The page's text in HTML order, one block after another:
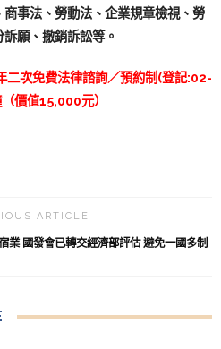
事法、勞動法、企業規章檢視、勞
願、撤銷訴訟等。
二次免費法律諮詢／預約制(登記:02-
價值15,000元）
ARTICLE
業 國發會已轉交經濟部評估 避免一國多制